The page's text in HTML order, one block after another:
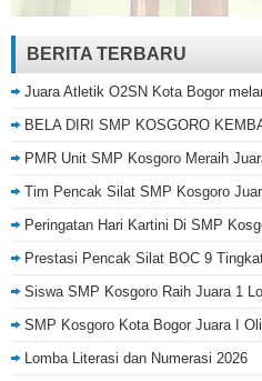
BERITA TERBARU
Juara Atletik O2SN Kota Bogor
BELA DIRI SMP KOSGORO
PMR Unit SMP Kosgoro Meraih
Tim Pencak Silat SMP Kosgoro
Peringatan Hari Kartini Di SMP
Prestasi Pencak Silat BOC 9
Siswa SMP Kosgoro Raih Juara 1
SMP Kosgoro Kota Bogor Juara I
Lomba Literasi dan Numerasi 2026